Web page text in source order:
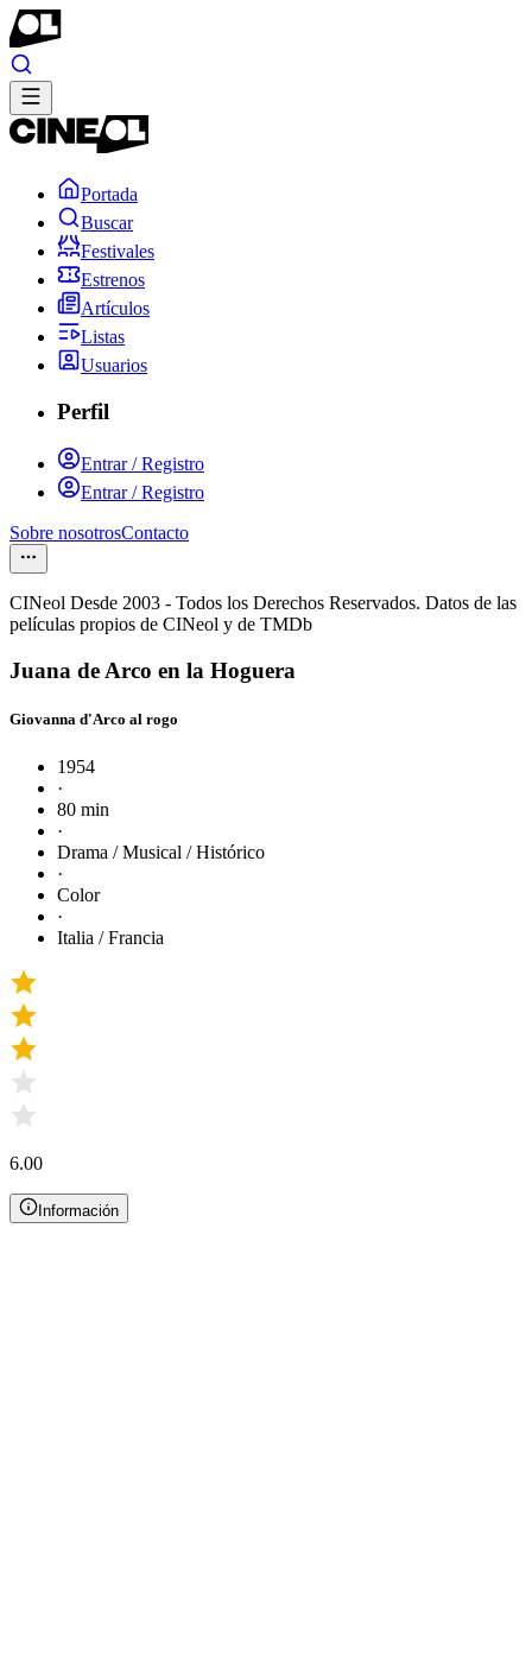
Portada
Buscar
Festivales
Estrenos
Artículos
Listas
Usuarios
Perfil
Entrar / Registro
Entrar / Registro
Sobre nosotrosContacto
CINeol Desde 2003 - Todos los Derechos Reservados. Datos de las
películas propios de CINeol y de TMDb
Juana de Arco en la Hoguera
Giovanna d'Arco al rogo
1954
·
80 min
·
Drama / Musical / Histórico
·
Color
·
Italia / Francia
6.00
Información